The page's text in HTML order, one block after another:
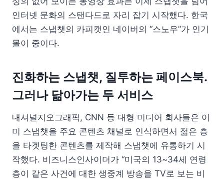
인터넷 문화의 스탠다드로 자리 잡기 시작했다. 한국
에서는 스냅챗의 카피캣인 네이버의 “스노우”가 인기
몰이 중이다.
진화하는 스냅챗, 질투하는 페이스북.
그러나 닮아가는 두 서비스
내셔널지오그래픽, CNN 등 대형 미디어 회사들은 이
미 스냅챗을 주요 콘텐츠 채널로 인식하면서 젊은 층
을 타겟팅한 콘텐츠를 제작해 스냅챗에 유통하기 시
작했다. 비즈니스인사이더가 “미국의 13~34세 연령
층이 같은 사건에 대한 생중계 방송을 TV로 보는 비